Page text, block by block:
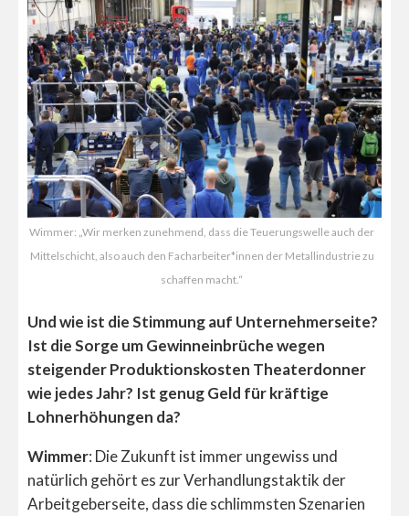
Wimmer: „Wir merken zunehmend, dass die Teuerungswelle auch der
Mittelschicht, also auch den Facharbeiter*innen der Metallindustrie zu
schaffen macht.“
Und wie ist die Stimmung auf Unternehmerseite?
Ist die Sorge um Gewinneinbrüche wegen
steigender Produktionskosten Theaterdonner
wie jedes Jahr? Ist genug Geld für kräftige
Lohnerhöhungen da?
Wimmer: Die Zukunft ist immer ungewiss und
natürlich gehört es zur Verhandlungstaktik der
Arbeitgeberseite, dass die schlimmsten Szenarien